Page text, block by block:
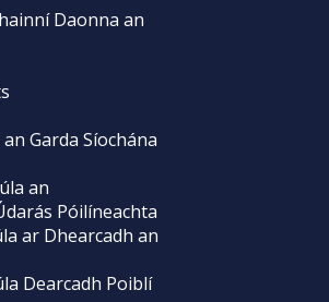
Daonna an
Garda Síochána
an
Póilíneachta
ar Dhearcadh an
Dearcadh Poiblí